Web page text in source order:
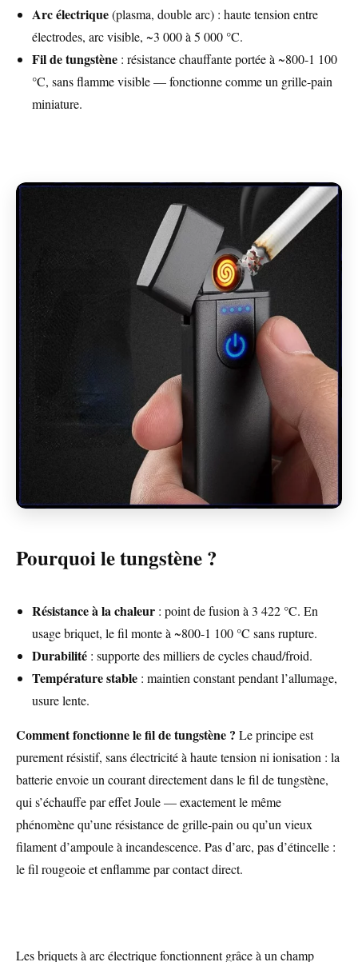
Arc électrique(plasma, double arc) : haute tension entre
électrodes, arc visible, ~3 000 à 5 000 °C.
Fil de tungstène : résistance chauffante portée à ~800-1 100
°C, sans flamme visible — fonctionne comme un grille-pain
miniature.
Pourquoi le tungstène ?
Résistance à la chaleur : point de fusion à 3 422 °C. En
usage briquet, le fil monte à ~800-1 100 °C sans rupture.
Durabilité : supporte des milliers de cycles chaud/froid.
Température stable : maintien constant pendant l’allumage,
usure lente.
Comment fonctionne le fil de tungstène ? Le principe est
purement résistif, sans électricité à haute tension ni ionisation : la
batterie envoie un courant directement dans le fil de tungstène,
qui s’échauffe par effet Joule — exactement le même
phénomène qu’une résistance de grille-pain ou qu’un vieux
filament d’ampoule à incandescence. Pas d’arc, pas d’étincelle :
le fil rougeoie et enflamme par contact direct.
Les briquets à arc électrique fonctionnent grâce à un champ